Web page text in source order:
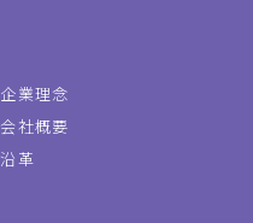
企業理念
会社概要
沿革